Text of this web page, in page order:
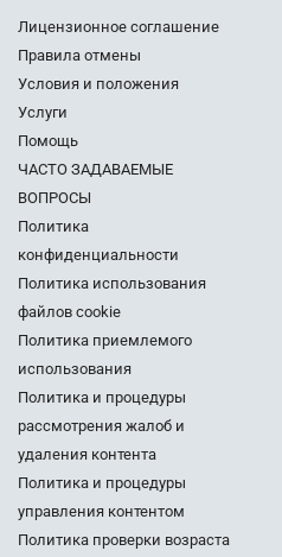
Лицензионное соглашение
Правила отмены
Условия и положения
Услуги
Помощь
ЧАСТО ЗАДАВАЕМЫЕ
ВОПРОСЫ
Политика
конфиденциальности
Политика использования
файлов cookie
Политика приемлемого
использования
Политика и процедуры
рассмотрения жалоб и
удаления контента
Политика и процедуры
управления контентом
Политика проверки возраста